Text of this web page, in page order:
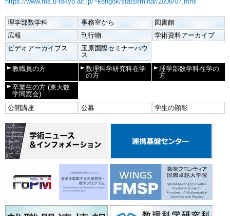
理学部数学科 事務室から
図書館
広報
刊行物
学術資料アーカイブ
ビデオアーカイブス
玉原国際セミナーハウ
ス
教職員の方
数理科学研究科在学
の方
理学部数学科在学の
方
卒業生の方 (東大数
学同窓会)
公開講座
公募 学生の顕彰